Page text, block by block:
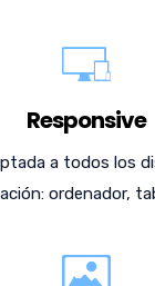
Responsive
a todos los
ordenador,